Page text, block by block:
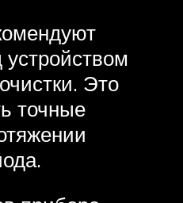
устройством
Это
точные